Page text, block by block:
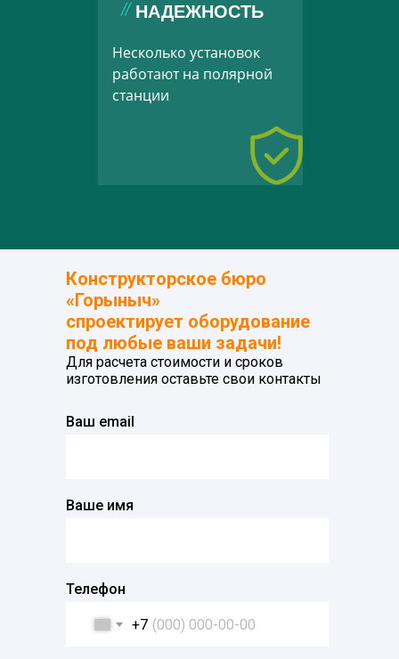
НАДЕЖНОСТЬ
Несколько установок
работают на полярной
станции
Конструкторское бюро
«Горыныч»
спроектирует оборудование
под любые ваши задачи!
Для расчета стоимости и сроков
изготовления оставьте свои контакты
Ваш email
Ваше имя
Телефон
+7